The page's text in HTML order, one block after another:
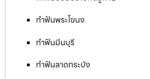
ทำฟันพระโขนง
ทำฟันมีนบุรี
ทำฟันลาดกระบัง